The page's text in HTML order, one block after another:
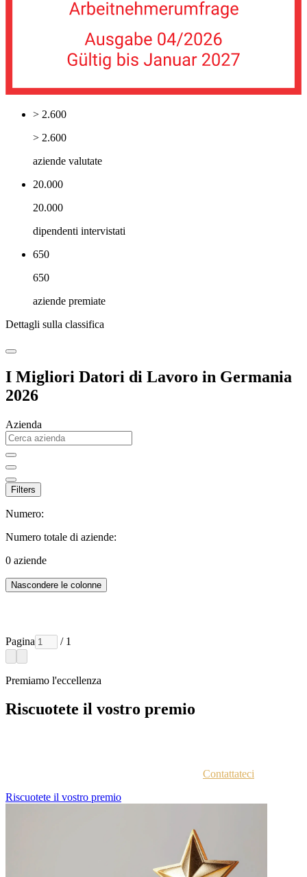
> 2.600
> 2.600
aziende valutate
20.000
20.000
dipendenti intervistati
650
650
aziende premiate
Dettagli sulla classifica
I Migliori Datori di Lavoro in Germania
2026
Azienda
Filters
Numero:
Numero totale di aziende:
0 aziende
Nascondere le colonne
Pagina / 1
Premiamo l'eccellenza
Riscuotete il vostro premio
Contattateci
Riscuotete il vostro premio